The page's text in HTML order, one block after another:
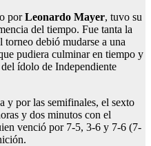
porLeonardo Mayer, tuvo su
del tiempo. Fue tanta la
debió mudarse a una
pudiera culminar en tiempo y
ídolo de Independiente
y por las semifinales, el sexto
y dos minutos con el
venció por 7-5, 3-6 y 7-6 (7-